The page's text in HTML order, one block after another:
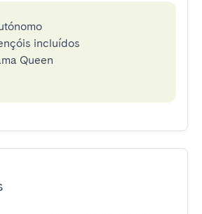
incluídos
Queen